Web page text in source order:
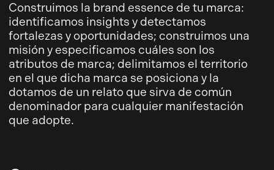
Construimos la brand essence de tu marca:
identificamos insights y detectamos
fortalezas y oportunidades; construimos una
misión y especificamos cuáles son los
atributos de marca; delimitamos el territorio
en el que dicha marca se posiciona y la
dotamos de un relato que sirva de común
denominador para cualquier manifestación
que adopte.